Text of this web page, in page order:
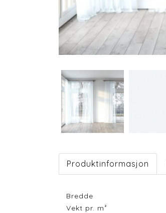
Produktinformasjon
Bredde
Vekt pr. m²